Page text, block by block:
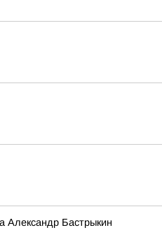
Александр Бастрыкин